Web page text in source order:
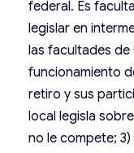
federal. Es
legislar en
las facultades de
funcionamiento
retiro y sus
local legisla
no le compete;